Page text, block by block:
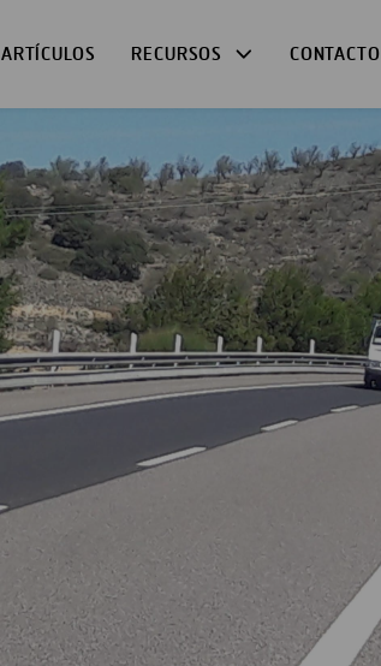
ARTÍCULOS RECURSOS CONTACTO